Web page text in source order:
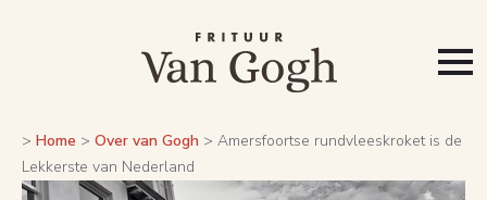
> Home > Over van Gogh > Amersfoortse rundvleeskroket is de
Lekkerste van Nederland